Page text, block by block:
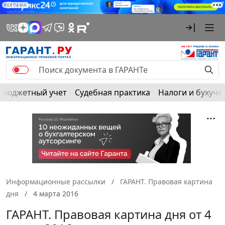
РЕКЛАМА
Бюджетный учет Судебная практика Налоги и
Информационные рассылки
ГАРАНТ. Правовая картина
дня
4 марта 2016
ГАРАНТ. Правовая картина дня от 4